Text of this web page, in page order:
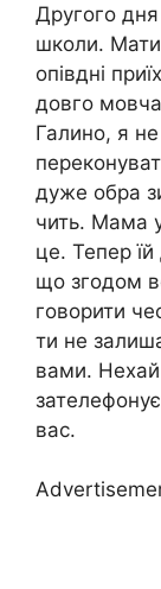
Другого
школи. Мати
опівдні
довго
Галино, я
дуже обра
чить. Мама
це. Тепер їй
що згодом
говорити
ти не
вами. Нехай
вас.